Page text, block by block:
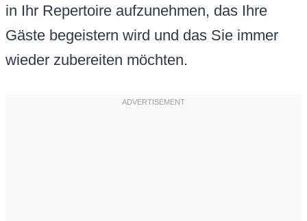
in Ihr Repertoire aufzunehmen, das Ihre
Gäste begeistern wird und das Sie immer
wieder zubereiten möchten.